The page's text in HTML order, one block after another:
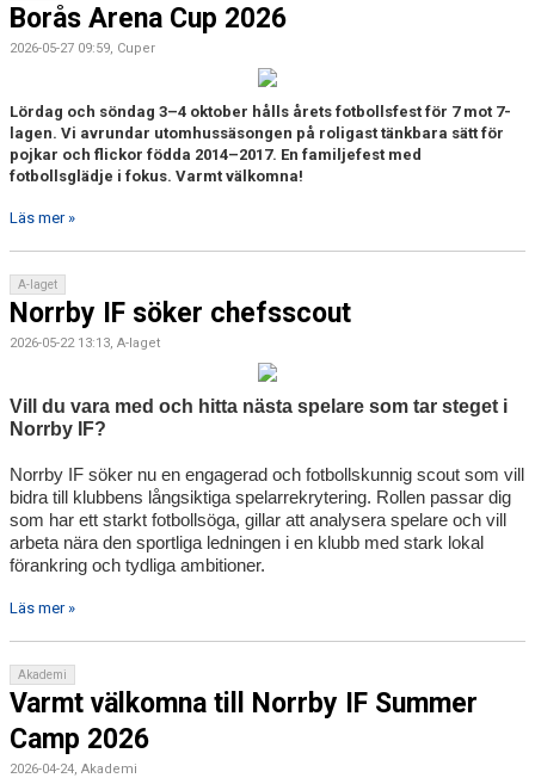
Borås Arena Cup 2026
2026-05-27 09:59, Cuper
Lördag och söndag 3–4 oktober hålls årets fotbollsfest för 7 mot 7-
lagen. Vi avrundar utomhussäsongen på roligast tänkbara sätt för
pojkar och flickor födda 2014–2017. En familjefest med
fotbollsglädje i fokus. Varmt välkomna!
Läs mer »
A-laget
Norrby IF söker chefsscout
2026-05-22 13:13, A-laget
Vill du vara med och hitta nästa spelare som tar steget i
Norrby IF?
Norrby IF söker nu en engagerad och fotbollskunnig scout som vill
bidra till klubbens långsiktiga spelarrekrytering. Rollen passar dig
som har ett starkt fotbollsöga, gillar att analysera spelare och vill
arbeta nära den sportliga ledningen i en klubb med stark lokal
förankring och tydliga ambitioner.
Läs mer »
Akademi
Varmt välkomna till Norrby IF Summer
Camp 2026
2026-04-24, Akademi